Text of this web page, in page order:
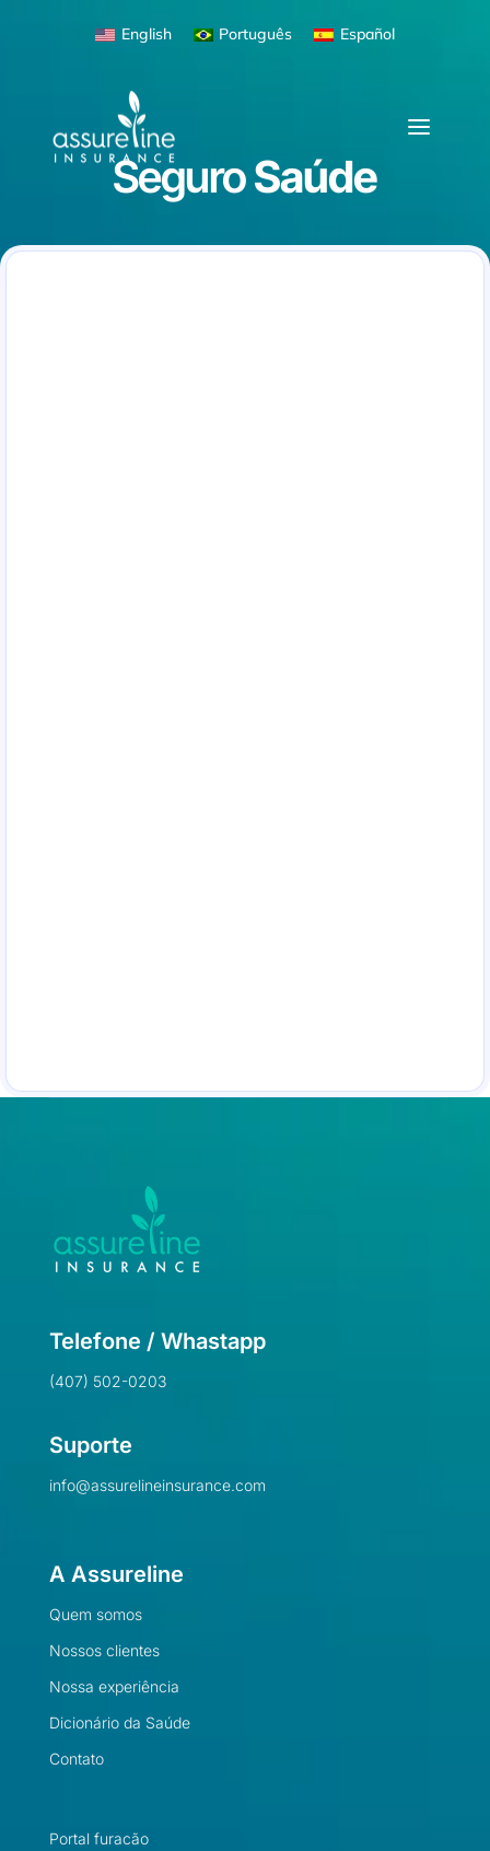
English Português Español
SeguroSaúde
Telefone / Whastapp
(407) 502-0203
Suporte
info@assurelineinsurance.com
A Assureline
Quem somos
Nossos clientes
Nossa experiência
Dicionário da Saúde
Contato
Portal furacão